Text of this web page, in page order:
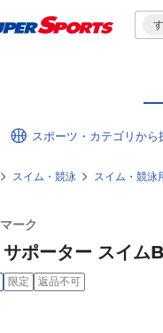
スポーツ・カテゴリ
スイム・競泳 スイム・競泳
ーク
サポーター スイ
限定 返品不可